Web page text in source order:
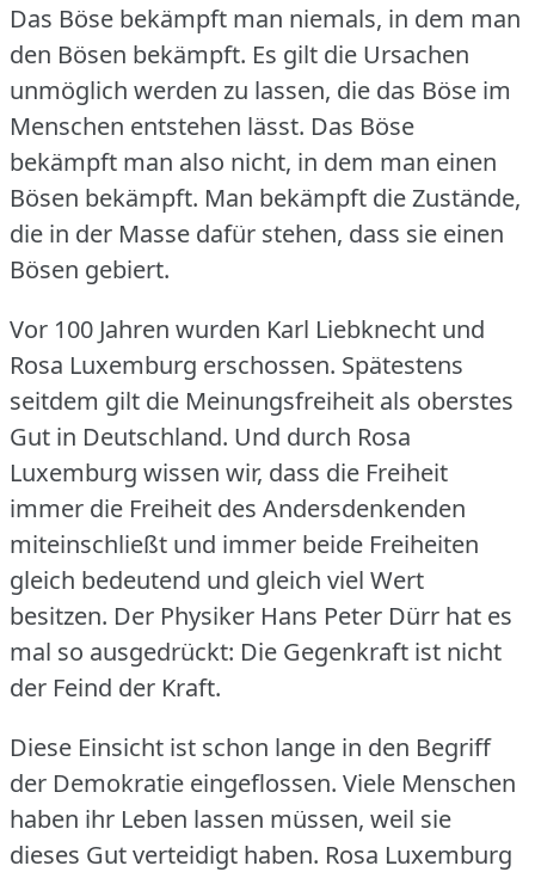
Das Böse bekämpft man niemals, in dem man
den Bösen bekämpft. Es gilt die Ursachen
unmöglich werden zu lassen, die das Böse im
Menschen entstehen lässt. Das Böse
bekämpft man also nicht, in dem man einen
Bösen bekämpft. Man bekämpft die Zustände,
die in der Masse dafür stehen, dass sie einen
Bösen gebiert.
Vor 100 Jahren wurden Karl Liebknecht und
Rosa Luxemburg erschossen. Spätestens
seitdem gilt die Meinungsfreiheit als oberstes
Gut in Deutschland. Und durch Rosa
Luxemburg wissen wir, dass die Freiheit
immer die Freiheit des Andersdenkenden
miteinschließt und immer beide Freiheiten
gleich bedeutend und gleich viel Wert
besitzen. Der Physiker Hans Peter Dürr hat es
mal so ausgedrückt: Die Gegenkraft ist nicht
der Feind der Kraft.
Diese Einsicht ist schon lange in den Begriff
der Demokratie eingeflossen. Viele Menschen
haben ihr Leben lassen müssen, weil sie
dieses Gut verteidigt haben. Rosa Luxemburg